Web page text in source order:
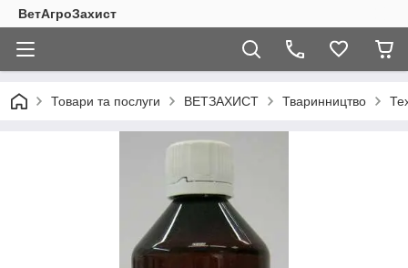
ВетАгроЗахист
Товари та послуги ВЕТЗАХИСТ Тваринництво